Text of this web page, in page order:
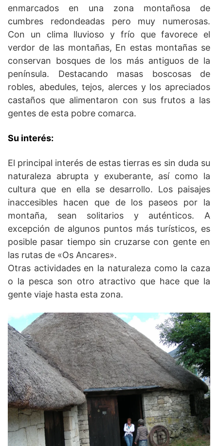
enmarcados en una zona montañosa de
cumbres redondeadas pero muy numerosas.
Con un clima lluvioso y frío que favorece el
verdor de las montañas, En estas montañas se
conservan bosques de los más antiguos de la
península. Destacando masas boscosas de
robles, abedules, tejos, alerces y los apreciados
castaños que alimentaron con sus frutos a las
gentes de esta pobre comarca.
Su interés:
El principal interés de estas tierras es sin duda su
naturaleza abrupta y exuberante, así como la
cultura que en ella se desarrollo. Los paisajes
inaccesibles hacen que de los paseos por la
montaña, sean solitarios y auténticos. A
excepción de algunos puntos más turísticos, es
posible pasar tiempo sin cruzarse con gente en
las rutas de «Os Ancares».
Otras actividades en la naturaleza como la caza
o la pesca son otro atractivo que hace que la
gente viaje hasta esta zona.